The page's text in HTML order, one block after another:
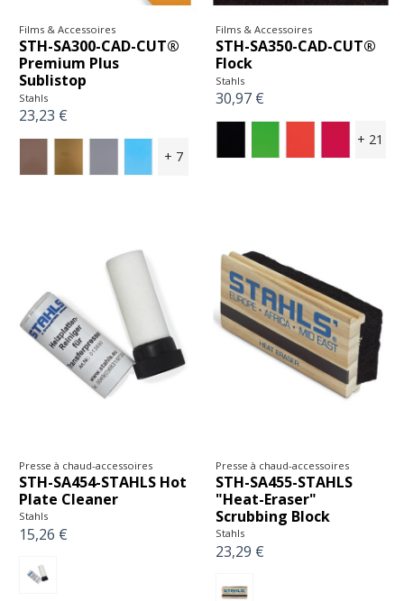
Films & Accessoires
STH-SA300-CAD-CUT®
Premium Plus
Sublistop
Stahls
23,23 €
+ 7
Films & Accessoires
STH-SA350-CAD-CUT®
Flock
Stahls
30,97 €
+ 21
Presse à chaud-accessoires
STH-SA454-STAHLS Hot
Plate Cleaner
Stahls
15,26 €
Presse à chaud-accessoires
STH-SA455-STAHLS
"Heat-Eraser"
Scrubbing Block
Stahls
23,29 €